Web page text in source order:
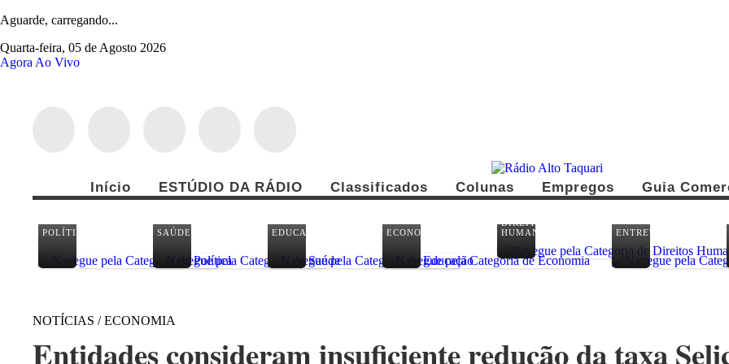
Aguarde, carregando...
Quarta-feira, 05 de Agosto 2026
Agora Ao Vivo
Início ESTÚDIO DA RÁDIO Classificados Colunas Empregos Guia
POLÍTICA SAÚDE EDUCAÇÃO ECONOMIA
DIREITOS
HUMANOS
ENTRETENIMENTO
NOTÍCIAS / ECONOMIA
Entidades consideram insuficiente redução da taxa